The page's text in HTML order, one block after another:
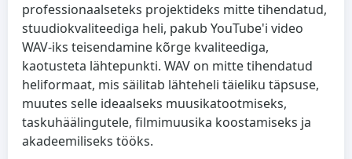
professionaalseteks projektideks mitte tihendatud,
stuudiokvaliteediga heli, pakub YouTube'i video
WAV-iks teisendamine kõrge kvaliteediga,
kaotusteta lähtepunkti. WAV on mitte tihendatud
heliformaat, mis säilitab lähteheli täieliku täpsuse,
muutes selle ideaalseks muusikatootmiseks,
taskuhäälingutele, filmimuusika koostamiseks ja
akadeemiliseks tööks.